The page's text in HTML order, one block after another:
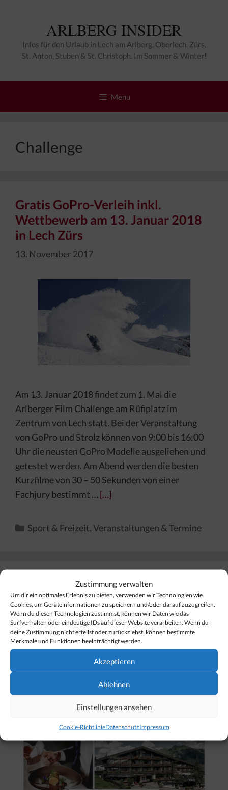
Zustimmung verwalten
Um dir ein optimales Erlebnis zu bieten, verwenden wir Technologien wie
Cookies, um Geräteinformationen zu speichern und/oder darauf zuzugreifen.
Wenn du diesen Technologien zustimmst, können wir Daten wie das
Surfverhalten oder eindeutige IDs auf dieser Website verarbeiten. Wenn du
deine Zustimmung nicht erteilst oder zurückziehst, können bestimmte
Merkmale und Funktionen beeinträchtigt werden.
Akzeptieren
Ablehnen
Einstellungen ansehen
Cookie-RichtlinieDatenschutzImpressum
ARLBERG INSIDER
Infos für den Urlaub in Lech am Arlberg, Oberlech, Zürs,
St. Anton, Stuben & St. Christoph. Im Sommer & Winter!
Menu
Challenge
Gratis GoPro-Verleih inkl.
Wettbewerb am 13. Januar 2018
in Lech Zürs
13. November 2017
Am 13. Januar 2018 findet zum 1. Mal die
Arlberger Film Challenge am Rüfiplatz im
Zentrum von Lech statt. Bei der Veranstaltung
von GoPro und Strolz können von 9:00 bis 16:00
Uhr die neusten GoPro Modelle ausgeliehen und
getestet werden. Am Abend werden die besten
Kurzfilme von 30 – 50 Sekunden von einer
Fachjury bestimmt … […]
Kategorien
Sport & Freizeit,Veranstaltungen & Termine
Finden Sie Ihr Thema…
Suchen
nach:
Unser Hotel-Tipp für Lech